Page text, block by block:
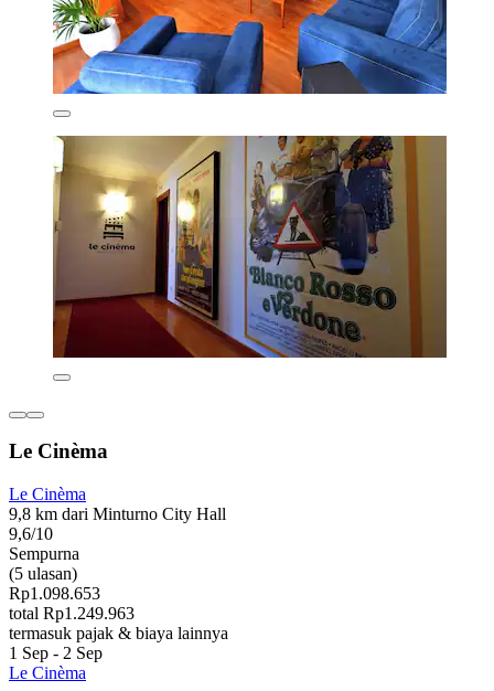
Le Cinèma
Le Cinèma
9,8 km dari Minturno City Hall
9,6/10
Sempurna
(5 ulasan)
Rp1.098.653
total Rp1.249.963
termasuk pajak & biaya lainnya
1 Sep - 2 Sep
Le Cinèma